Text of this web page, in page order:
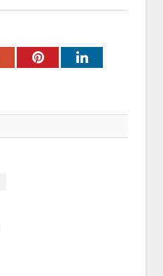
Google+PinterestLinkedIn